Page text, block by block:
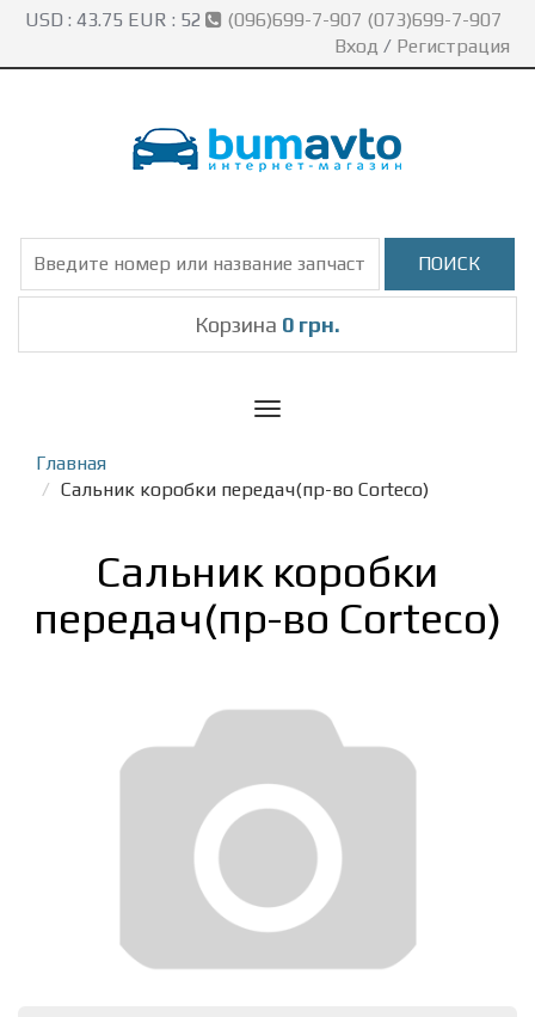
USD : 43.75 EUR : 52
(096)699-7-907 (073)699-7-907
Вход / Регистрация
Корзина 0 грн.
Toggle
Главная
Сальник коробки передач(пр-во Corteco)
Сальник коробки
передач(пр-во Corteco)